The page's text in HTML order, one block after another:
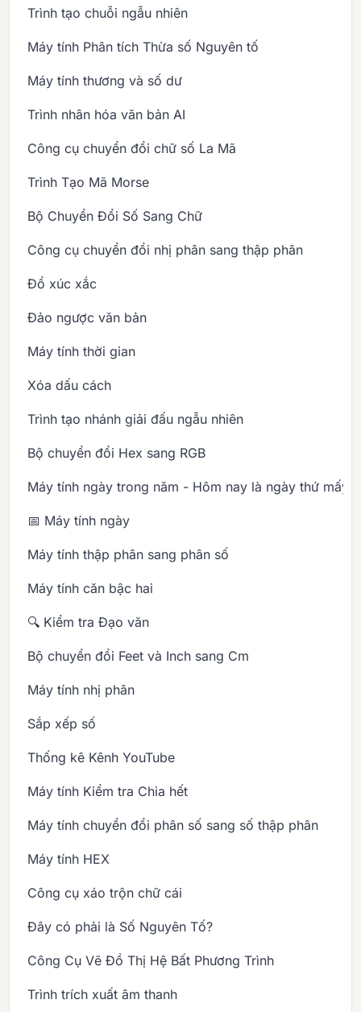
Trình tạo chuỗi ngẫu nhiên
Máy tính Phân tích Thừa số Nguyên tố
Máy tính thương và số dư
Trình nhân hóa văn bản AI
Công cụ chuyển đổi chữ số La Mã
Trình Tạo Mã Morse
Bộ Chuyển Đổi Số Sang Chữ
Công cụ chuyển đổi nhị phân sang thập phân
Đổ xúc xắc
Đảo ngược văn bản
Máy tính thời gian
Xóa dấu cách
Trình tạo nhánh giải đấu ngẫu nhiên
Bộ chuyển đổi Hex sang RGB
Máy tính ngày trong năm - Hôm nay là ngày thứ mấy
📅 Máy tính ngày
Máy tính thập phân sang phân số
Máy tính căn bậc hai
🔍 Kiểm tra Đạo văn
Bộ chuyển đổi Feet và Inch sang Cm
Máy tính nhị phân
Sắp xếp số
Thống kê Kênh YouTube
Máy tính Kiểm tra Chia hết
Máy tính chuyển đổi phân số sang số thập phân
Máy tính HEX
Công cụ xáo trộn chữ cái
Đây có phải là Số Nguyên Tố?
Công Cụ Vẽ Đồ Thị Hệ Bất Phương Trình
Trình trích xuất âm thanh